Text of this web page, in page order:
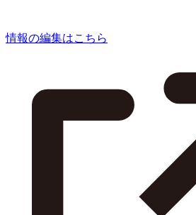
情報の編集はこちら